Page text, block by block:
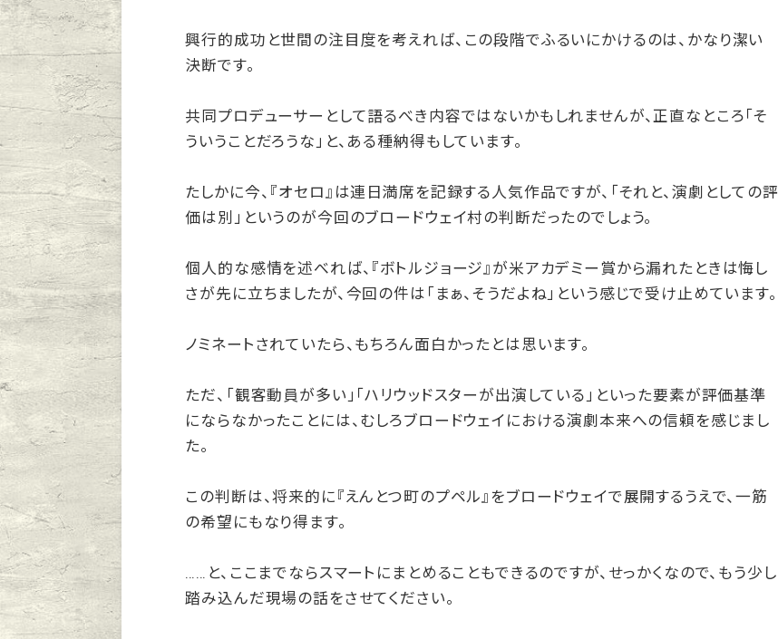
興行的成功と世間の注目度を考えれば、この段階でふるいにかけるのは、かなり潔い
決断です。
共同プロデューサーとして語るべき内容ではないかもしれませんが、正直なところ「そ
ういうことだろうな」と、ある種納得もしています。
たしかに今、『オセロ』は連日満席を記録する人気作品ですが、「それと、演劇としての評
価は別」というのが今回のブロードウェイ村の判断だったのでしょう。
個人的な感情を述べれば、『ボトルジョージ』が米アカデミー賞から漏れたときは悔し
さが先に立ちましたが、今回の件は「まぁ、そうだよね」という感じで受け止めています。
ノミネートされていたら、もちろん面白かったとは思います。
ただ、「観客動員が多い」「ハリウッドスターが出演している」といった要素が評価基準
にならなかったことには、むしろブロードウェイにおける演劇本来への信頼を感じまし
た。
この判断は、将来的に『えんとつ町のプペル』をブロードウェイで展開するうえで、一筋
の希望にもなり得ます。
……と、ここまでならスマートにまとめることもできるのですが、せっかくなので、もう少し
踏み込んだ現場の話をさせてください。